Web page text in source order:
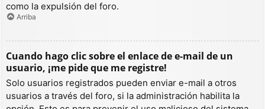
como la expulsión del foro.
Arriba
Cuando hago clic sobre el enlace de e-mail de un
usuario, ¡me pide que me registre!
Solo usuarios registrados pueden enviar e-mail a otros
usuarios a través del foro, si la administración habilita la